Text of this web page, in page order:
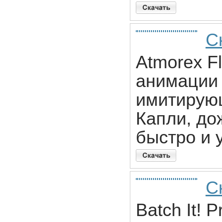
Atmorex
Капли,
быстро и
Batch It!